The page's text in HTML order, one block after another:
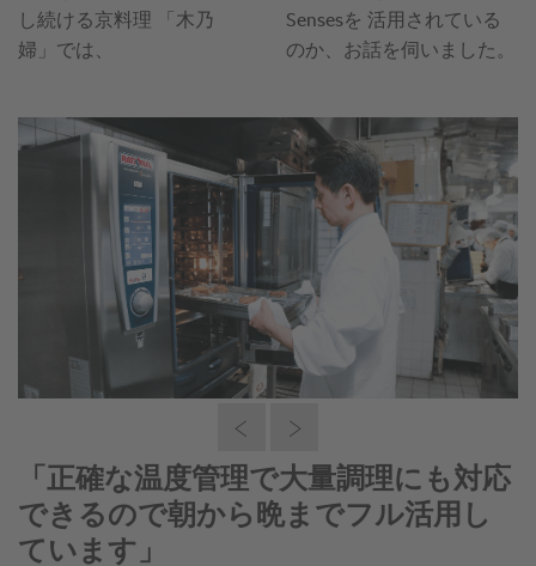
「 SelfCookingCenter®5 Sensesの技術
によって、新しい料理の世界を創るこ
とができます」